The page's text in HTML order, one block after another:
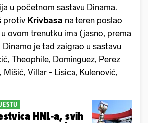
u početnom sastavu Dinama.
protiv Krivbasa na teren poslao
ovom trenutku ima (jasno, prema
Dinamo je tad zaigrao u sastavu
Theophile, Dominguez, Perez
Villar - Lisica, Kulenović,
HNL-a, svih